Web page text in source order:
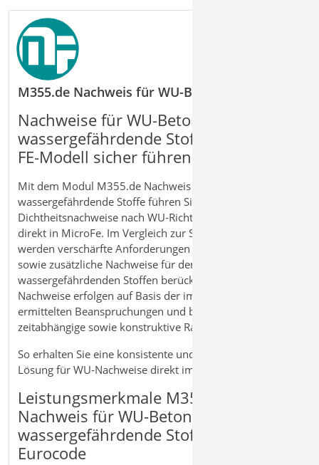
M355.de Nachweis für WU-Beton und
Nachweise für WU‑Beton und
wassergefährdende Stoffe im
FE‑Modell sicher führen
Mit dem Modul M355.de Nachweis für WU‑Beton und
wassergefährdende Stoffe führen Sie Rissbreiten- und
Dichtheitsnachweise nach WU‑Richtlinie und Eurocode
direkt in MicroFe. Im Vergleich zur Standardbemessung
werden verschärfte Anforderungen an die Rissbreite
sowie zusätzliche Nachweise für den Umgang mit
wassergefährdenden Stoffen berücksichtigt. Die
Nachweise erfolgen auf Basis der im Tragwerksmodell
ermittelten Beanspruchungen und beziehen
zeitabhängige sowie konstruktive Randbedingungen ein.
So erhalten Sie eine konsistente und praxisgerechte
Lösung für WU‑Nachweise direkt im FE‑Modell.
Leistungsmerkmale M355.de
Nachweis für WU-Beton und
wassergefährdende Stoffe nach
Eurocode